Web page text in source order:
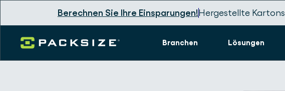
Berechnen Sie Ihre Einsparungen!Hergestellte Kartons
Branchen Lösungen